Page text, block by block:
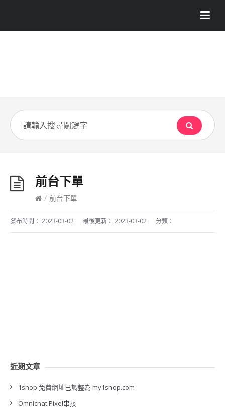
前台下單
/ 前台下單
發布時間： 2023-03-02 最後更新： 2023-03-02 分類：
近期文章
1shop 免費網址已調整為 my1shop.com
Omnichat Pixel串接